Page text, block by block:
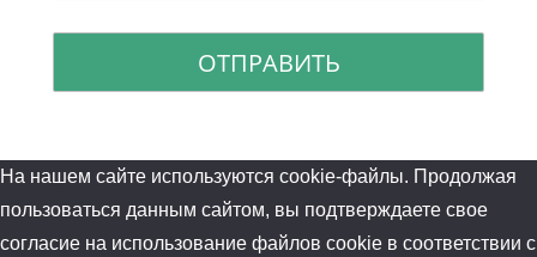
На нашем сайте используются cookie-файлы. Продолжая
пользоваться данным сайтом, вы подтверждаете свое
согласие на использование файлов cookie в соответствии с